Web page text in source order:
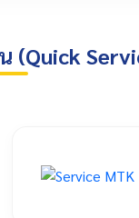
(Quick